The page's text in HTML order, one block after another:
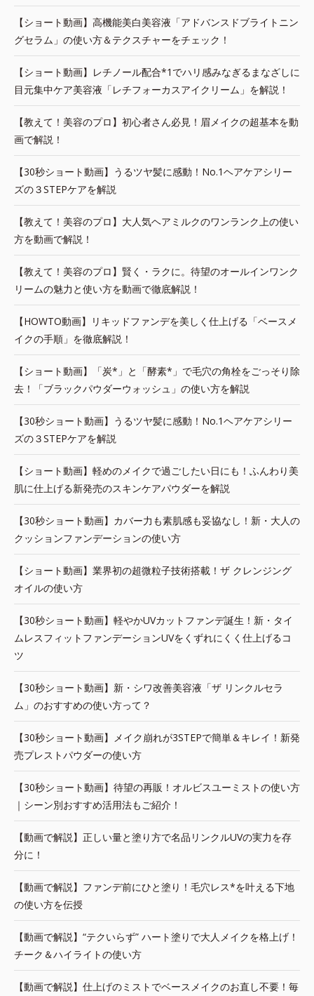
【ショート動画】高機能美白美容液「アドバンスドブライトニン
グセラム」の使い方＆テクスチャーをチェック！
【ショート動画】レチノール配合*1でハリ感みなぎるまなざしに
目元集中ケア美容液「レチフォーカスアイクリーム」を解説！
【教えて！美容のプロ】初心者さん必見！眉メイクの超基本を動
画で解説！
【30秒ショート動画】うるツヤ髪に感動！No.1ヘアケアシリー
ズの３STEPケアを解説
【教えて！美容のプロ】大人気ヘアミルクのワンランク上の使い
方を動画で解説！
【教えて！美容のプロ】賢く・ラクに。待望のオールインワンク
リームの魅力と使い方を動画で徹底解説！
【HOWTO動画】リキッドファンデを美しく仕上げる「ベースメ
イクの手順」を徹底解説！
【ショート動画】「炭*」と「酵素*」で毛穴の角栓をごっそり除
去！「ブラックパウダーウォッシュ」の使い方を解説
【30秒ショート動画】うるツヤ髪に感動！No.1ヘアケアシリー
ズの３STEPケアを解説
【ショート動画】軽めのメイクで過ごしたい日にも！ふんわり美
肌に仕上げる新発売のスキンケアパウダーを解説
【30秒ショート動画】カバー力も素肌感も妥協なし！新・大人の
クッションファンデーションの使い方
【ショート動画】業界初の超微粒子技術搭載！ザ クレンジング
オイルの使い方
【30秒ショート動画】軽やかUVカットファンデ誕生！新・タイ
ムレスフィットファンデーションUVをくずれにくく仕上げるコ
ツ
【30秒ショート動画】新・シワ改善美容液「ザ リンクルセラ
ム」のおすすめの使い方って？
【30秒ショート動画】メイク崩れが3STEPで簡単＆キレイ！新発
売プレストパウダーの使い方
【30秒ショート動画】待望の再販！オルビスユーミストの使い方
｜シーン別おすすめ活用法もご紹介！
【動画で解説】正しい量と塗り方で名品リンクルUVの実力を存
分に！
【動画で解説】ファンデ前にひと塗り！毛穴レス*を叶える下地
の使い方を伝授
【動画で解説】“テクいらず” ハート塗りで大人メイクを格上げ！
チーク＆ハイライトの使い方
【動画で解説】仕上げのミストでベースメイクのお直し不要！毎